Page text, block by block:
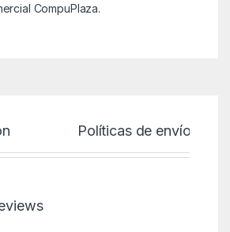
CompuPlaza.
Políticas de envío